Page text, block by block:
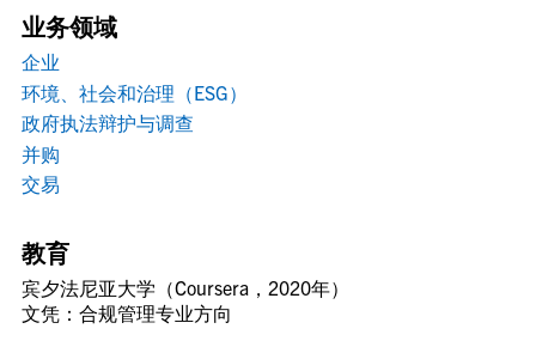
业务领域
企业
环境、社会和治理（ESG）
政府执法辩护与调查
并购
交易
教育
宾夕法尼亚大学（Coursera，2020年）
文凭：合规管理专业方向